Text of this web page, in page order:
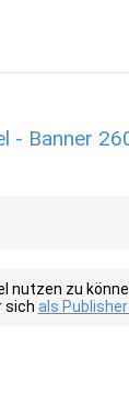
- Banner
nutzen zu
sich als